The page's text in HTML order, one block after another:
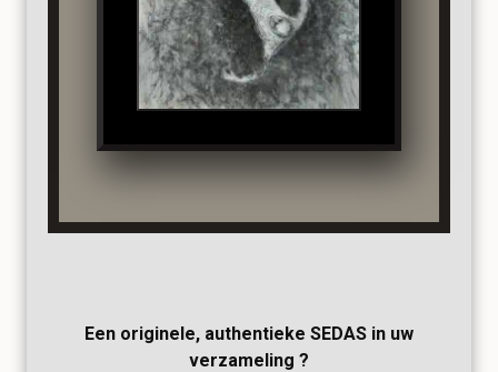
Een originele, authentieke SEDAS in uw
verzameling ?